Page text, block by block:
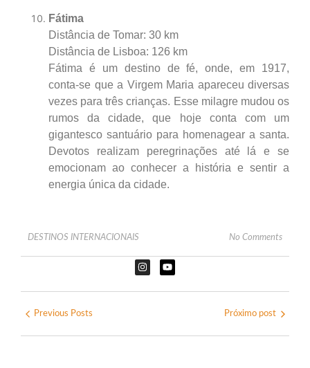
Fátima
Distância de Tomar: 30 km
Distância de Lisboa: 126 km
Fátima é um destino de fé, onde, em 1917,
conta-se que a Virgem Maria apareceu diversas
vezes para três crianças. Esse milagre mudou os
rumos da cidade, que hoje conta com um
gigantesco santuário para homenagear a santa.
Devotos realizam peregrinações até lá e se
emocionam ao conhecer a história e sentir a
energia única da cidade.
DESTINOS INTERNACIONAIS No Comments
Previous Posts Próximo post